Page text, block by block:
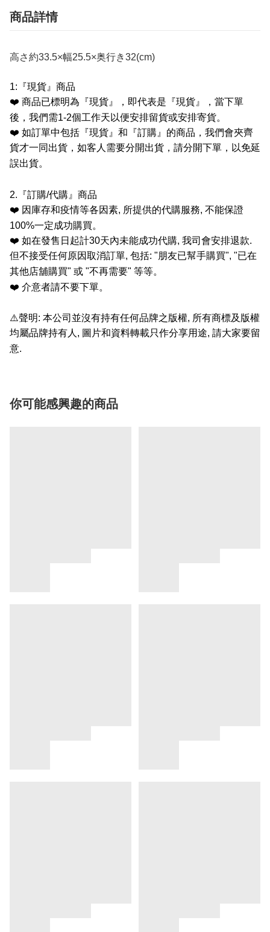
商品詳情
高さ約33.5×幅25.5×奥行き32(cm)
1: 『現貨』商品
❤️ 商品已標明為『現貨』，即代表是『現貨』，當下單
後，我們需1-2個工作天以便安排留貨或安排寄貨。
❤️ 如訂單中包括『現貨』和『訂購』的商品，我們會夾齊
貨才一同出貨，如客人需要分開出貨，請分開下單，以免延
誤出貨。
2. 『訂購/代購』商品
❤️ 因庫存和疫情等各因素, 所提供的代購服務, 不能保證
100%一定成功購買。
❤️ 如在發售日起計30天內未能成功代購, 我司會安排退款.
但不接受任何原因取消訂單, 包括: "朋友已幫手購買", "已在
其他店舖購買" 或 "不再需要" 等等。
❤️ 介意者請不要下單。
⚠️聲明: 本公司並沒有持有任何品牌之版權, 所有商標及版權
均屬品牌持有人 , 圖片和資料轉載只作分享用途, 請大家要留
意.
你可能感興趣的商品